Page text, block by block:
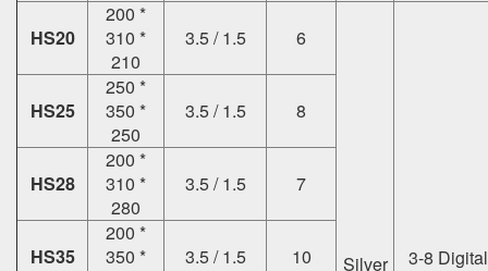
HS20
200 *
310 *
210
3.5 / 1.5 6
Silver
3-8 Digital
HS25
250 *
350 *
250
3.5 / 1.5 8
HS28
200 *
310 *
280
3.5 / 1.5 7
HS35
200 *
350 *
3.5 / 1.5 10